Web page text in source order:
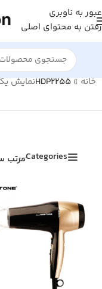
عبور به ناوبری
رفتن به محتوای اصلی
خانه»
HDP2255نمایش
Categoriesمرتب